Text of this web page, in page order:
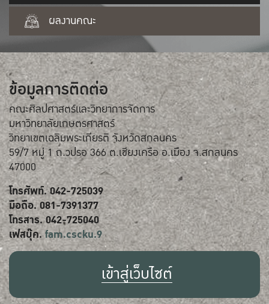
ผลงานคณะ
ข้อมูลการติดต่อ
คณะศิลปศาสตร์และวิทยาการจัดการ
มหาวิทยาลัยเกษตรศาสตร์
วิทยาเขตเฉลิมพระเกียรติ จังหวัดสกลนคร
59/7 หมู่ 1 ถ.วปรอ 366 ต.เชียงเครือ อ.เมือง จ.สกลนคร
47000
โทรศัพท์. 042-725039
มือถือ. 081-7391377
โทรสาร. 042-725040
เฟสบุ๊ค.fam.cscku.9
เข้าสู่เว็บไซต์